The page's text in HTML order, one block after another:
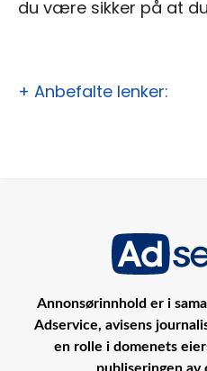
du være sikker på at
+ Anbefalte lenker:
Annonsørinnhold er i
Adservice, avisens
en rolle i domenets
publiseringen av